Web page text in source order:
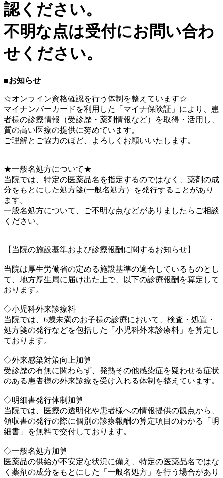
認ください。
不明な点は受付にお問い合わ
せください。
■お知らせ
☆オンライン資格確認を行う体制を整えています☆
マイナンバーカードを利用した「マイナ保険証」により、患
者様の診療情報（受診歴・薬剤情報など）を取得・活用し、
質の高い医療の提供に努めています。
ご理解とご協力のほど、よろしくお願いいたします。
★一般名処方について★
当院では、特定の医薬品名を指定するのではなく、薬剤の成
分をもとにした処方箋(一般名処方）を発行することがあり
ます。
一般名処方について、ご不明な点などがありましたらご相談
ください。
【当院の施設基準および診療報酬に関するお知らせ】
当院は厚生労働省の定める施設基準の適合しているものとし
て、地方厚生局に届け出た上で、以下の診療報酬を算定して
おります。
◇小児科外来診療料
当院では、6歳未満のお子様の診療において、検査・処置・
処方箋の発行などを包括した「小児科外来診療料」を算定し
ております。
◇外来感染対策向上加算
受診歴の有無に関わらず、発熱その他感染症を疑わせる症状
のある患者様の外来診療を受け入れる体制を整えています。
◇明細書発行体制加算
当院では、医療の透明化や患者様への情報提供の観点から、
領収書の発行の際に個別の診療報酬の算定項目のわかる「明
細書」を無料で交付しております。
◇一般名処方加算
医薬品の供給が不安定な状況に備え、特定の医薬品名ではな
く薬剤の成分をもとにした「一般名処方」を行う場合があり